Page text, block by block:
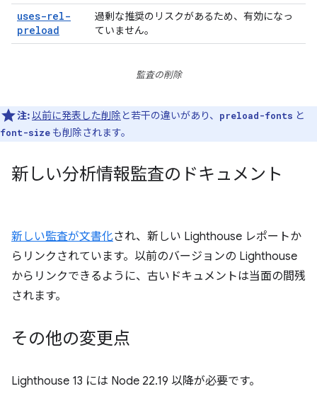
uses-rel-
preload
過剰な推奨のリスクがあるため、有効になっ
ていません。
監査の削除
注:以前に発表した削除 と若干の違いがあり、 preload-fonts と
font-size も削除されます。
新しい分析情報監査のドキュメント
新しい監査が文書化され、新しい Lighthouse レポートか
らリンクされています。以前のバージョンの Lighthouse
からリンクできるように、古いドキュメントは当面の間残
されます。
その他の変更点
Lighthouse 13 には Node 22.19 以降が必要です。